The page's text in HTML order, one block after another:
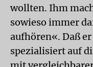
wollten. Ihm
sowieso immer
aufhören«. Daß
spezialisiert auf